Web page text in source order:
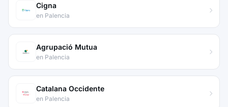
Cigna
en Palencia
Agrupació Mutua
en Palencia
Catalana Occidente
en Palencia